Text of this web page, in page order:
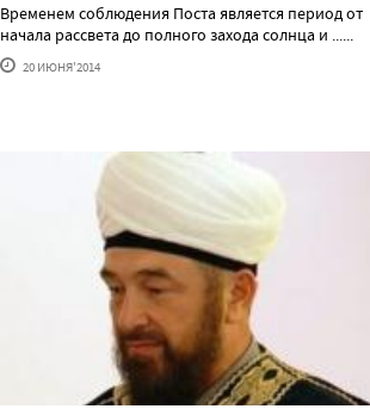
Временем соблюдения Поста является период от
начала рассвета до полного захода солнца и ......
20 ИЮНЯ'2014